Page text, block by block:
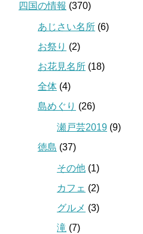
四国の情報 (370)
あじさい名所 (6)
お祭り (2)
お花見名所 (18)
全体 (4)
島めぐり (26)
瀬戸芸2019 (9)
徳島 (37)
その他 (1)
カフェ (2)
グルメ (3)
滝 (7)